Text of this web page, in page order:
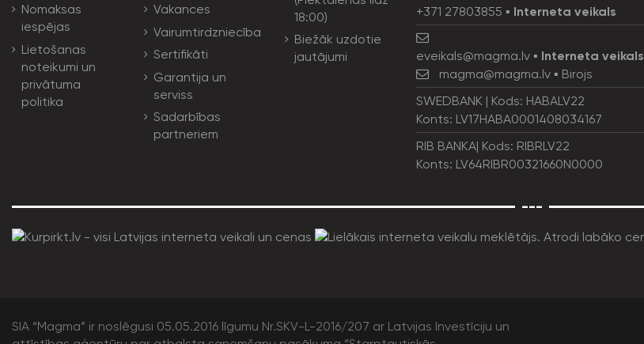
Nomaksas
iespējas
Lietošanas
noteikumi un
privātuma
politika
Vakances
Vairumtirdzniecība
Sertifikāti
Garantija un
serviss
Sadarbības
partneriem
18:00)
Biežāk uzdotie
jautājumi
+371 27803855 ▪ Interneta veikals
eveikals@magma.lv ▪ Interneta veikals
magma@magma.lv▪ Birojs
SWEDBANK | Kods: HABALV22
Konts: LV17HABA0001408034167
RIB BANKA| Kods: RIBRLV22
Konts: LV64RIBR00321660N0000
---
SIA “Magma” ir noslēgusi 05.05.2016 līgumu Nr.SKV-L-2016/207 ar Latvijas Investīciju un